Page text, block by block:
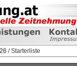
/ Starterliste